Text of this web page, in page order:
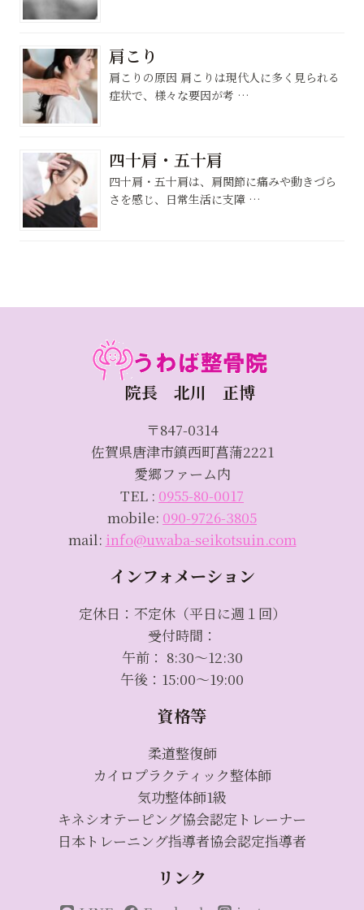
肩こり
肩こりの原因 肩こりは現代人に多く見られる
症状で、様々な要因が考 …
四十肩・五十肩
四十肩・五十肩は、肩関節に痛みや動きづら
さを感じ、日常生活に支障 …
院長 北川 正博
〒847-0314
佐賀県唐津市鎮西町菖蒲2221
愛郷ファーム内
TEL : 0955-80-0017
mobile: 090-9726-3805
mail: info@uwaba-seikotsuin.com
インフォメーション
定休日：不定休（平日に週１回）
受付時間：
午前： 8:30～12:30
午後：15:00～19:00
資格等
柔道整復師
カイロプラクティック整体師
気功整体師1級
キネシオテーピング協会認定トレーナー
日本トレーニング指導者協会認定指導者
リンク